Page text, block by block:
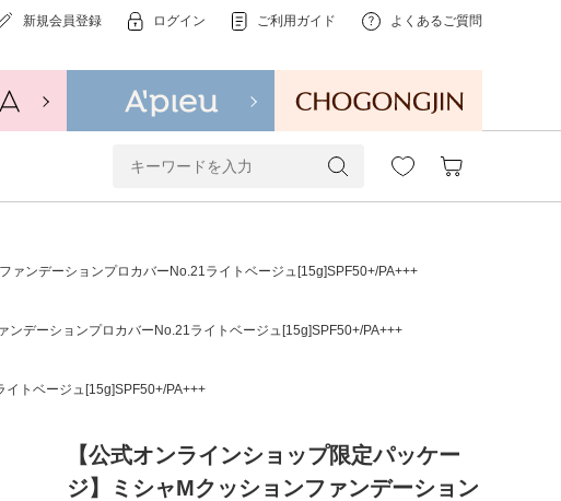
新規会員登録 ログイン ご利用ガイド よくあるご質問
ァンデーションプロカバーNo.21ライトベージュ[15g]SPF50+/PA+++
ンデーションプロカバーNo.21ライトベージュ[15g]SPF50+/PA+++
イトベージュ[15g]SPF50+/PA+++
【公式オンラインショップ限定パッケー
ジ】ミシャMクッションファンデーション